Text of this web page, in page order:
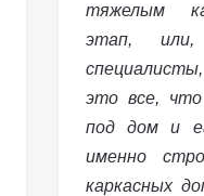
тяжелым
этап,
это все,
под дом и
именно
каркасных